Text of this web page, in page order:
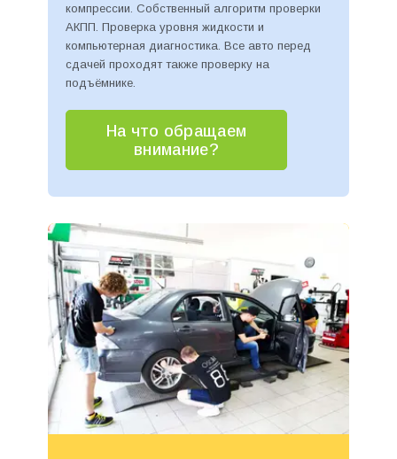
компрессии. Собственный алгоритм проверки
АКПП. Проверка уровня жидкости и
компьютерная диагностика. Все авто перед
сдачей проходят также проверку на
подъёмнике.
На что обращаем
внимание?